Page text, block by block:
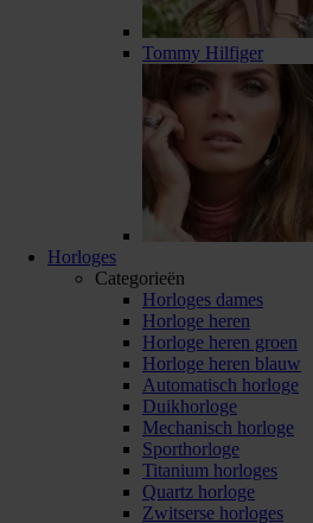
Tommy Hilfiger
Horloges
Categorieën
Horloges dames
Horloge heren
Horloge heren groen
Horloge heren blauw
Automatisch horloge
Duikhorloge
Mechanisch horloge
Sporthorloge
Titanium horloges
Quartz horloge
Zwitserse horloges